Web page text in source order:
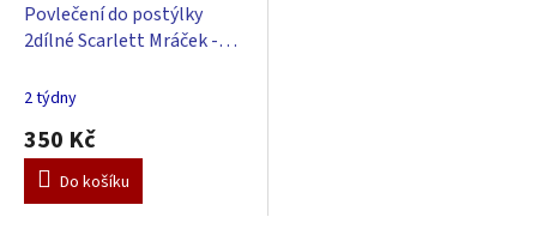
Povlečení do postýlky
2dílné Scarlett Mráček -
2 týdny
350 Kč
Do košíku